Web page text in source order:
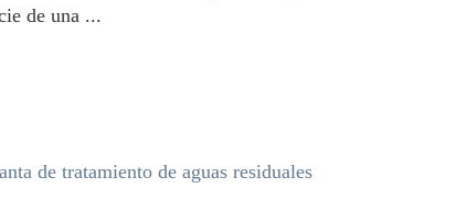
de una ...
de tratamiento de aguas residuales